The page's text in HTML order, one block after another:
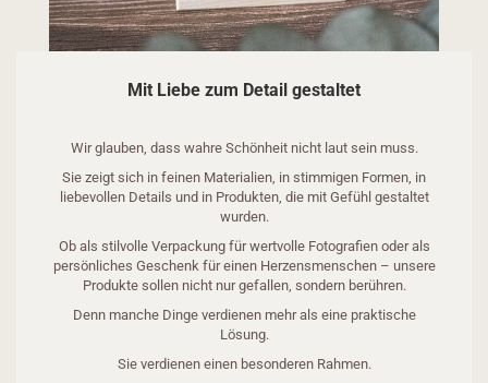
Mit Liebe zum Detail gestaltet
Wir glauben, dass wahre Schönheit nicht laut sein muss.
Sie zeigt sich in feinen Materialien, in stimmigen Formen, in
liebevollen Details und in Produkten, die mit Gefühl gestaltet
wurden.
Ob als stilvolle Verpackung für wertvolle Fotografien oder als
persönliches Geschenk für einen Herzensmenschen – unsere
Produkte sollen nicht nur gefallen, sondern berühren.
Denn manche Dinge verdienen mehr als eine praktische
Lösung.
Sie verdienen einen besonderen Rahmen.